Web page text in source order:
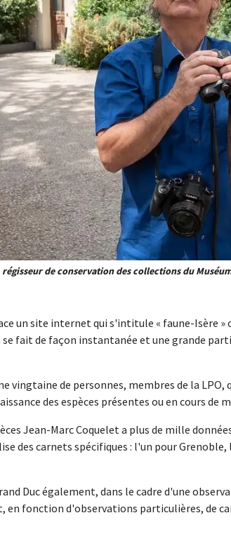
de conservation des collections du
un site internet qui s'intitule « faune-Isère
fait de façon instantanée et une grande
vingtaine de personnes, membres de la
des espèces présentes ou en cours de
Jean-Marc Coquelet a plus de mille
des carnets spécifiques : l'un pour
Duc également, dans le cadre d'une
en fonction d'observations particulières, de